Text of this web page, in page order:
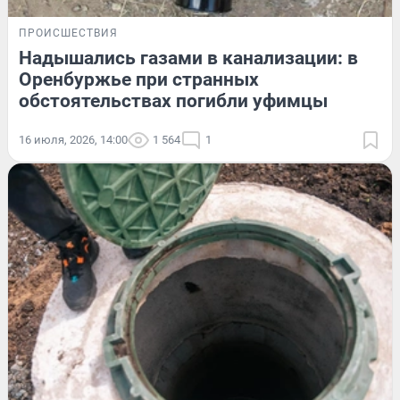
ПРОИСШЕСТВИЯ
Надышались газами в канализации: в
Оренбуржье при странных
обстоятельствах погибли уфимцы
16 июля, 2026, 14:00 1 564 1